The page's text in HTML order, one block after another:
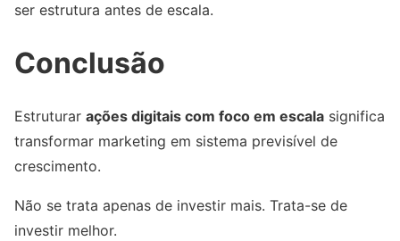
ser estrutura antes de escala.
Conclusão
Estruturar ações digitais com foco em escala significa
transformar marketing em sistema previsível de
crescimento.
Não se trata apenas de investir mais. Trata-se de
investir melhor.